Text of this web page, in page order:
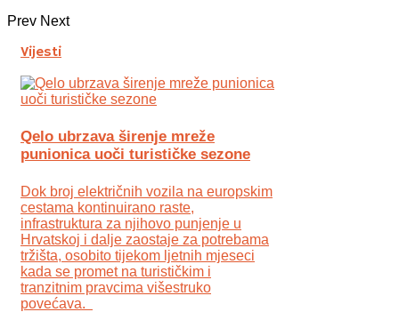
Prev Next
Vijesti
Qelo ubrzava širenje mreže
punionica uoči turističke sezone
Dok broj električnih vozila na europskim
cestama kontinuirano raste,
infrastruktura za njihovo punjenje u
Hrvatskoj i dalje zaostaje za potrebama
tržišta, osobito tijekom ljetnih mjeseci
kada se promet na turističkim i
tranzitnim pravcima višestruko
povećava.